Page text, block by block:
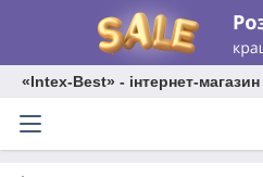
«Intex-Best» - інтернет-